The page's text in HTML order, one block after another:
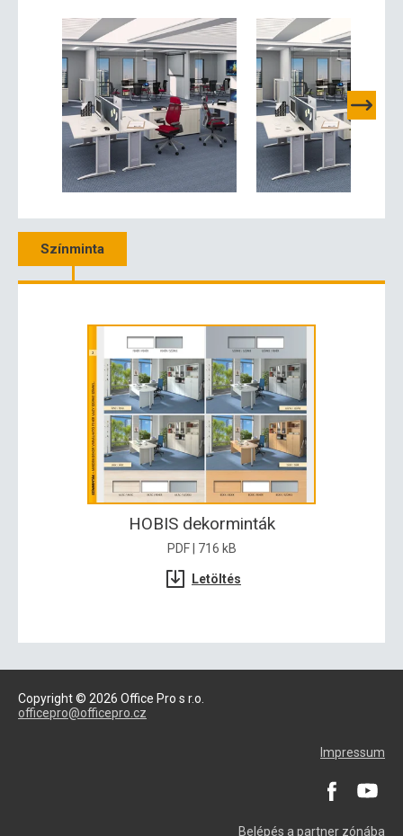
Színminta
HOBIS dekorminták
PDF | 716 kB
Letöltés
Copyright © 2026 Office Pro s r.o.
officepro@officepro.cz
Impressum
Belépés a partner zónába